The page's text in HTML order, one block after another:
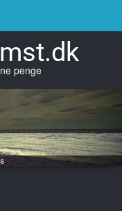
penge